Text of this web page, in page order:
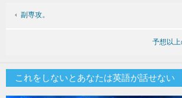
副専攻。
予想以上
これをしないとあなたは英語が話せない